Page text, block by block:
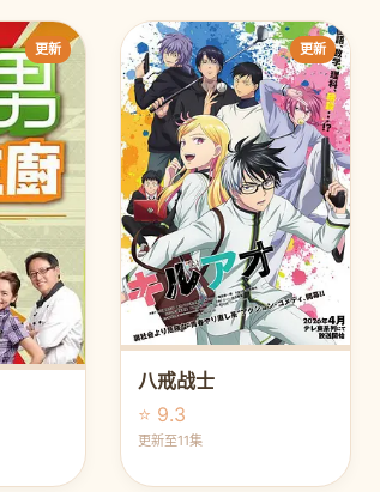
更新 更新
八戒战士
⭐ 9.3
更新至11集